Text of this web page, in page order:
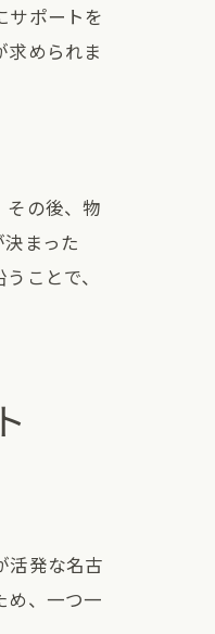
サポートを
められま
その後、物
まった
ことで、
活発な名古
め、一つ一